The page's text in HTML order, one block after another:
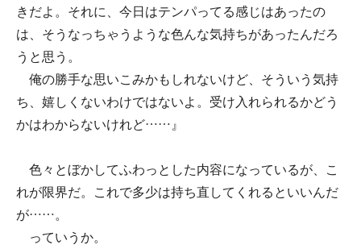
きだよ。それに、今日はテンパってる感じはあったの
は、そうなっちゃうような色んな気持ちがあったんだろ
うと思う。
俺の勝手な思いこみかもしれないけど、そういう気持
ち、嬉しくないわけではないよ。受け入れられるかどう
かはわからないけれど……』
色々とぼかしてふわっとした内容になっているが、こ
れが限界だ。これで多少は持ち直してくれるといいんだ
が……。
っていうか。